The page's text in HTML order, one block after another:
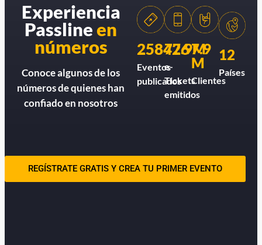
Experiencia
Passlineen
números
Conoce algunos de los
números de quienes han
confiado en nosotros
258426
Eventos
publicados
77.9M
e-
Tickets
emitidos
7.9
M
Clientes
12
Países
REGÍSTRATE GRATIS Y CREA TU PRIMER EVENTO